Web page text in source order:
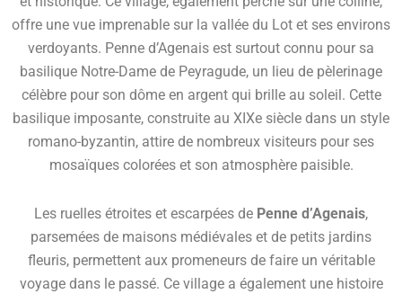
offre une vue imprenable sur la vallée du Lot et ses environs
verdoyants. Penne d’Agenais est surtout connu pour sa
basilique Notre-Dame de Peyragude, un lieu de pèlerinage
célèbre pour son dôme en argent qui brille au soleil. Cette
basilique imposante, construite au XIXe siècle dans un style
romano-byzantin, attire de nombreux visiteurs pour ses
mosaïques colorées et son atmosphère paisible.
Les ruelles étroites et escarpées de Penne d’Agenais,
parsemées de maisons médiévales et de petits jardins
fleuris, permettent aux promeneurs de faire un véritable
voyage dans le passé. Ce village a également une histoire